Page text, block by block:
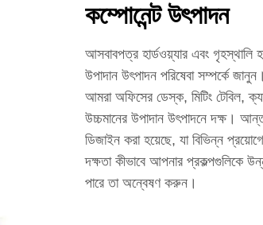
কম্পোনেন্ট উৎপাদন
আসবাবপত্র হার্ডওয়্যার এবং গৃহস্থালি
উপাদান উৎপাদন পরিষেবা সম্পর্কে
আমরা অফিসের ডেস্ক, মিটিং টেবিল,
উচ্চমানের উপাদান উৎপাদনে দক্ষ।
ডিজাইন করা হয়েছে, যা বিভিন্ন
দক্ষতা কীভাবে আপনার প্রকল্পগুলিকে
পারে তা অন্বেষণ করুন।